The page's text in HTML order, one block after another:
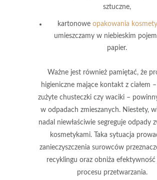
sztuczne,
kartonowe opakowania
umieszczamy w niebieskim
papier.
Ważne jest również pamiętać, że
higieniczne mające kontakt z ciałem
zużyte chusteczki czy waciki –
w odpadach zmieszanych. Niestety,
nadal niewłaściwie segreguje odpady
kosmetykami. Taka sytuacja
zanieczyszczenia surowców
recyklingu oraz obniża efektywność
procesu przetwarzania.